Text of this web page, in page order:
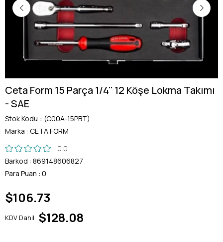
Ceta Form 15 Parça 1/4'' 12 Köşe Lokma Takımı
- SAE
Stok Kodu
(C00A-15PBT)
Marka : CETA FORM
0.0
Barkod : 869148606827
Para Puan : 0
$106.73
KDV Dahil $128.08